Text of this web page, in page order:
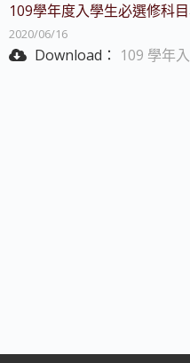
109學年度入學生必選修科
2020/06/16
Download： 109 學年